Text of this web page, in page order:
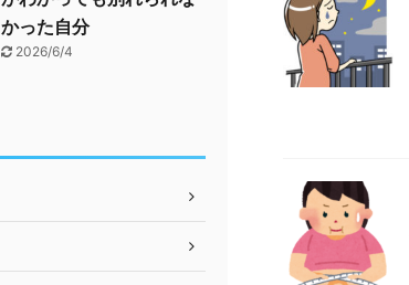
かった自分
2026/6/4